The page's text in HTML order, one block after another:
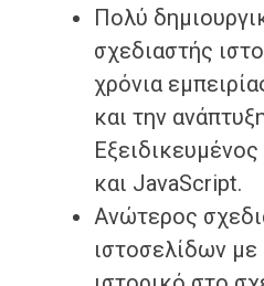
Πολύ
σχεδιαστής
χρόνια
και την
και JavaScript.
Ανώτερος
ιστοσελίδων